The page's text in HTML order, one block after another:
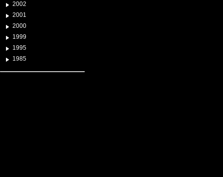
2002
2001
2000
1999
1995
1985